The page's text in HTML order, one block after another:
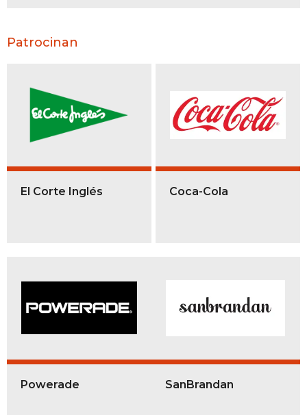
Patrocinan
El Corte Inglés Coca-Cola
Powerade SanBrandan